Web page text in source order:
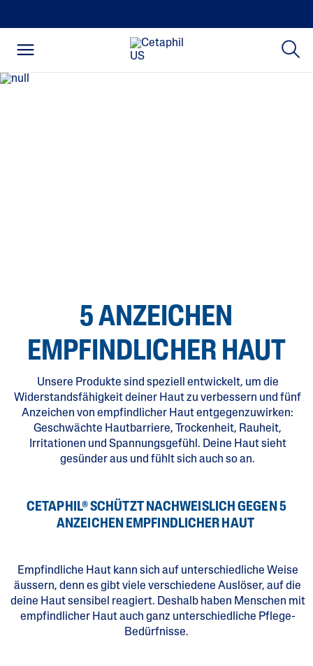
5 ANZEICHEN
EMPFINDLICHER HAUT
Unsere Produkte sind speziell entwickelt, um die
Widerstandsfähigkeit deiner Haut zu verbessern und fünf
Anzeichen von empfindlicher Haut entgegenzuwirken:
Geschwächte Hautbarriere, Trockenheit, Rauheit,
Irritationen und Spannungsgefühl. Deine Haut sieht
gesünder aus und fühlt sich auch so an.
CETAPHIL® SCHÜTZT NACHWEISLICH GEGEN 5
ANZEICHEN EMPFINDLICHER HAUT
Empfindliche Haut kann sich auf unterschiedliche Weise
äussern, denn es gibt viele verschiedene Auslöser, auf die
deine Haut sensibel reagiert. Deshalb haben Menschen mit
empfindlicher Haut auch ganz unterschiedliche Pflege-
Bedürfnisse.